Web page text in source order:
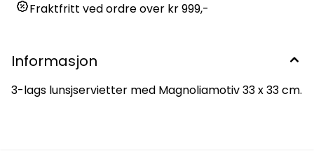
Fraktfritt ved ordre over kr 999,-
Informasjon
3-lags lunsjservietter med Magnoliamotiv 33 x 33 cm.